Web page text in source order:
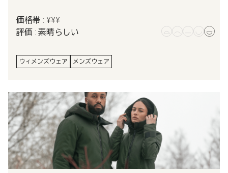
価格帯 : ¥¥¥
評価 : 素晴らしい
ウィメンズウェア メンズウェア